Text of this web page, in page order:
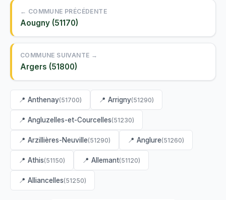
← COMMUNE PRÉCÉDENTE
Aougny (51170)
COMMUNE SUIVANTE →
Argers (51800)
📍 Anthenay(51700) 📍 Arrigny(51290)
📍 Angluzelles-et-Courcelles(51230)
📍 Arzillières-Neuville(51290) 📍 Anglure(51260)
📍 Athis(51150) 📍 Allemant(51120)
📍 Alliancelles(51250)